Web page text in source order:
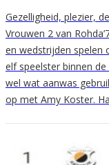
Gezelligheid, plezier,
Vrouwen 2 van
en wedstrijden spelen
elf speelster binnen
wel wat aanwas
op met Amy Koster.